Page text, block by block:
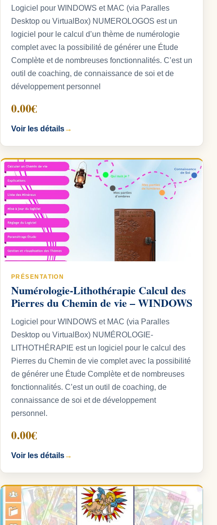
Logiciel pour WINDOWS et MAC (via Paralles
Desktop ou VirtualBox) NUMEROLOGOS est un
logiciel pour le calcul d’un thème de numérologie
complet avec la possibilité de générer une Étude
Complète et de nombreuses fonctionnalités. C’est un
outil de coaching, de connaissance de soi et de
développement personnel
0.00€
Voir les détails→
PRÉSENTATION
Numérologie-Lithothérapie Calcul des
Pierres du Chemin de vie – WINDOWS
Logiciel pour WINDOWS et MAC (via Paralles
Desktop ou VirtualBox) NUMÉROLOGIE-
LITHOTHÉRAPIE est un logiciel pour le calcul des
Pierres du Chemin de vie complet avec la possibilité
de générer une Étude Complète et de nombreuses
fonctionnalités. C’est un outil de coaching, de
connaissance de soi et de développement
personnel.
0.00€
Voir les détails→